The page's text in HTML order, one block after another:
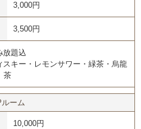
3,000円
3,500円
放題込
キー・レモンサワー・緑茶・烏龍
茶
ルーム
10,000円